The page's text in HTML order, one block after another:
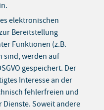
elektronischen
Bereitstellung
Funktionen (z.B.
werden auf
gespeichert. Der
Interesse an der
fehlerfreien und
Soweit andere